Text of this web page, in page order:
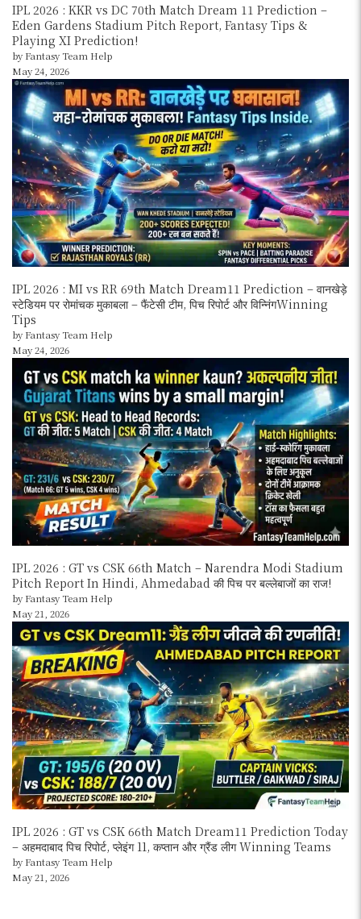
IPL 2026 : KKR vs DC 70th Match Dream 11 Prediction –
Eden Gardens Stadium Pitch Report, Fantasy Tips &
Playing XI Prediction!
by Fantasy Team Help
May 24, 2026
IPL 2026 : MI vs RR 69th Match Dream11 Prediction – वानखेड़े
स्टेडियम पर रोमांचक मुकाबला – फैंटेसी टीम, पिच रिपोर्ट और विन्निंगWinning
Tips
by Fantasy Team Help
May 24, 2026
IPL 2026 : GT vs CSK 66th Match – Narendra Modi Stadium
Pitch Report In Hindi, Ahmedabad की पिच पर बल्लेबाजों का राज!
by Fantasy Team Help
May 21, 2026
IPL 2026 : GT vs CSK 66th Match Dream11 Prediction Today
– अहमदाबाद पिच रिपोर्ट, प्लेइंग 11, कप्तान और ग्रैंड लीग Winning Teams
by Fantasy Team Help
May 21, 2026